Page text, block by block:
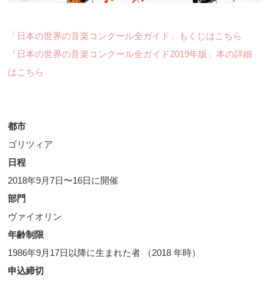
「日本の世界の音楽コンクール全ガイド」もくじはこちら
「日本の世界の音楽コンクール全ガイド2019年版」本の詳細
はこちら
都市
ゴリツィア
日程
2018年9月7日〜16日に開催
部門
ヴァイオリン
年齢制限
1986年9月17日以降に生まれた者 （2018 年時）
申込締切